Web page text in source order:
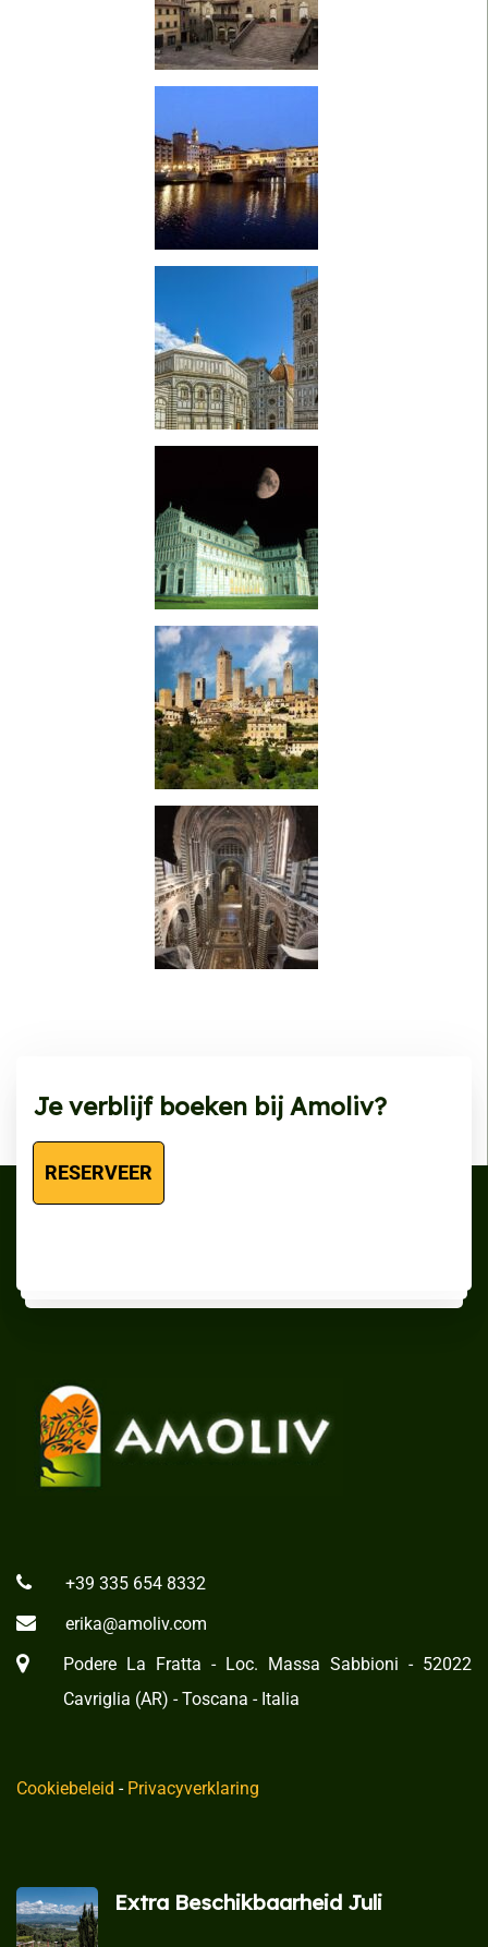
Je verblijf boeken bij Amoliv?
+39 335 654 8332
erika@amoliv.com
Podere La Fratta - Loc. Massa Sabbioni - 52022
Cavriglia (AR) - Toscana - Italia
Cookiebeleid - Privacyverklaring
Extra Beschikbaarheid Juli​